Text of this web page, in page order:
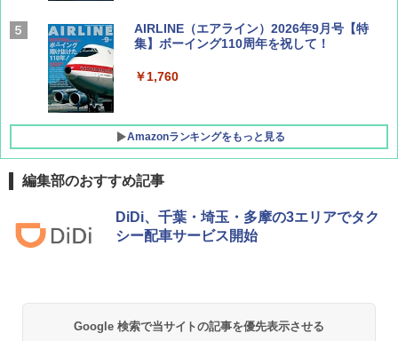
AIRLINE（エアライン）2026年9月号【特
集】ボーイング110周年を祝して！
￥1,760
Amazonランキングをもっと見る
D40 地球の歩き方 チェンマイ タイ北部の魅
力的な町 2026～2027 地球の歩き方D アジア
地球の歩き方 スター・ウォーズ
[キャンパーズコレクション 山善] ポップアッ
プテント 傘みたいに広げて畳める パッとサ
ッとサンシェード キューブ フルクローズ メ
￥6,830
熊撃退スプレー 熊よけスプレー 熊スプレー
【日本企業販売】超強力クマ対策スプレー 30
0ml（連続噴射30秒）110ml（連続噴射15
防災用品 長期保存可能 緊急時用 日本国内発
編集部のおすすめ記事
DiDi、千葉・埼玉・多摩の3エリアでタク
シー配車サービス開始
Google 検索で当サイトの記事を優先表示させる